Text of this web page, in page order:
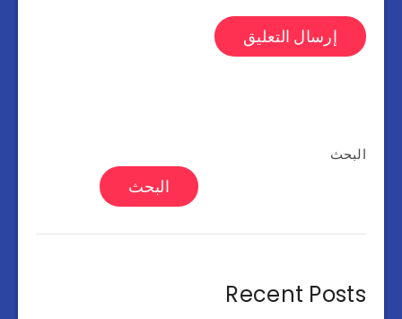
البحث
البحث
Recent Posts